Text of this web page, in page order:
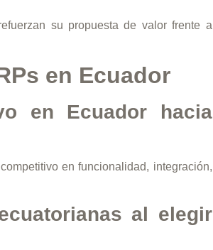
su propuesta de valor frente a
en Ecuador
en Ecuador hacia
en funcionalidad, integración,
al elegir